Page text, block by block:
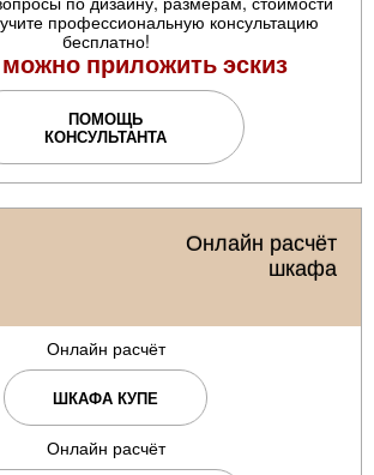
профессиональную консультацию
бесплатно!
приложить эскиз
ПОМОЩЬ
КОНСУЛЬТАНТА
Онлайн расчёт
шкафа
Онлайн расчёт
ШКАФА КУПЕ
Онлайн расчёт